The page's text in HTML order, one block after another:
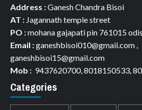
Address :Ganesh Chandra Bisoi
AT : Jagannath temple street
PO :mohana gajapati pin 761015
Email :ganeshbisoi010@gmail.com ,
ganeshbisoi15@gmail.com
Mob : 9437620700, 8018150533,
Categories